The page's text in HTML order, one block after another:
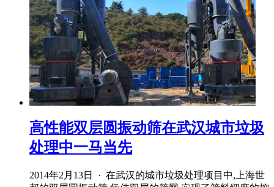
高性能双层圆振动筛在武汉城市垃圾
处理中一马当先
2014年2月13日 · 在武汉的城市垃圾处理项目中,上海世